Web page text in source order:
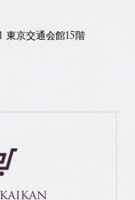
東京交通会館15階